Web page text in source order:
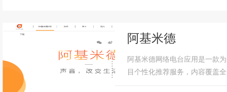
阿基米德
阿基米德网络电台应用是一款
目个性化推荐服务，内容覆盖